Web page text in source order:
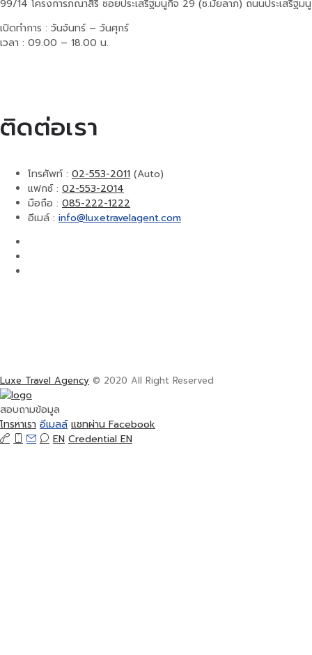
99/14 โครงการภณาสิริ ซอยประเสริฐมนูกิจ 29 (ซ.มัยลาภ) ถนนประเสริฐ
เปิดทำการ : วันจันทร์ – วันศุกร์
เวลา : 09.00 – 18.00 น.
ติดต่อเรา
โทรศัพท์ : 02-553-2011 (Auto)
แฟกซ์ : 02-553-2014
มือถือ : 085-222-1222
อีเมล์ : info@luxetravelagent.com
Luxe Travel Agency © 2020 All Right Reserved
สอบถามข้อมูล
โทรหาเรา อีเมลล์ แชทผ่าน Facebook
EN Credential EN